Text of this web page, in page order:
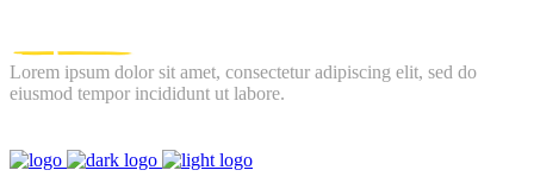
Lorem ipsum dolor sit amet, consectetur adipiscing elit, sed do
eiusmod tempor incididunt ut labore.